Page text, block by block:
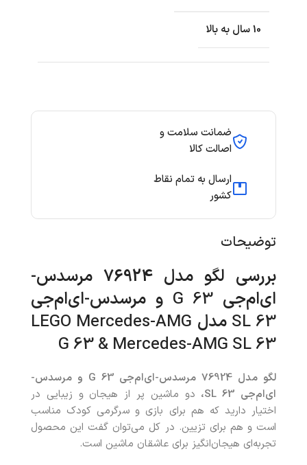
ضمانت سلامت و
اصالت کالا
ارسال به تمام نقاط
کشور
توضیحات
بررسی لگو مدل 76924
مرسدس-
ای‌ام‌جی G 63 و مرسدس-ای‌ام‌جی
SL 63 مدل LEGO Mercedes-AMG
G 63 & Mercedes-AMG SL 63
لگو مدل 76924 مرسدس-ای‌ام‌جی G 63 و مرسدس-
ای‌ام‌جی SL 63، دو ماشین پر از هیجان و زیبایی در
اختیار دارید که هم برای بازی و سرگرمی کودک مناسب
است و هم برای تزیین. در کل می‌توان گفت این محصول
تجربه‌ای هیجان‌انگیز برای عاشقان ماشین است.
10 سال به بالا